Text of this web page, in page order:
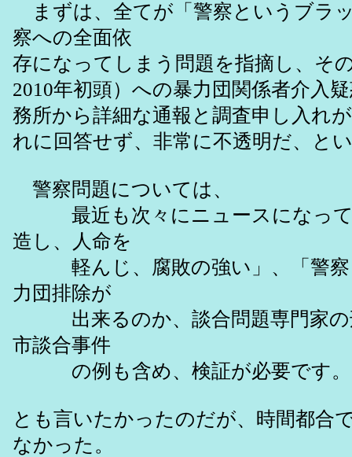
まずは、全てが「警察というブラ
察への全面依
存になってしまう問題を指摘し、そ
2010年初頭）への暴力団関係者介入
務所から詳細な通報と調査申し入れ
れに回答せず、非常に不透明だ、と
警察問題については、
最近も次々にニュースになって
造し、人命を
軽んじ、腐敗の強い」、「警察
力団排除が
出来るのか、談合問題専門家の
市談合事件
の例も含め、検証が必要です。
とも言いたかったのだが、時間都合
なかった。